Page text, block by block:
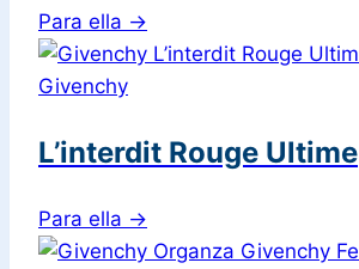
Para ella →
Givenchy
L’interdit Rouge Ultime
Para ella →